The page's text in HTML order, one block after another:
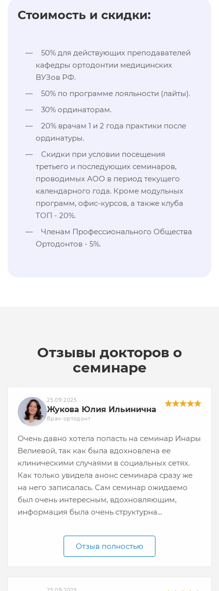
Стоимость и скидки:
50% для действующих преподавателей
кафедры ортодонтии медицинских
ВУЗов РФ.
50% по программе лояльности (лайты).
30% ординаторам.
20% врачам 1 и 2 года практики после
ординатуры.
Скидки при условии посещения
третьего и последующих семинаров,
проводимых АОО в период текущего
календарного года. Кроме модульных
программ, офис-курсов, а также клуба
ТОП - 20%.
Членам Профессионального Общества
Ортодонтов - 5%.
Отзывы докторов о
семинаре
25.09.2025
Жукова Юлия Ильинична
Врач-ортодонт
Очень давно хотела попасть на семинар Инары
Велиевой, так как была вдохновлена ее
клиническими случаями в социальных сетях.
Как только увидела анонс семинара сразу же
на него записалась. Сам семинар ожидаемо
был очень интересным, вдохновляющим,
информация была очень структурна
дистальный прикус, отдельно мезиальный, так
же коснулись и комбинированного лечения,
Отзыв полностью